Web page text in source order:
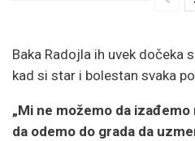
Baka Radojla ih uvek dočeka
kad si star i bolestan svaka
„Mi ne možemo da
da odemo do grada da